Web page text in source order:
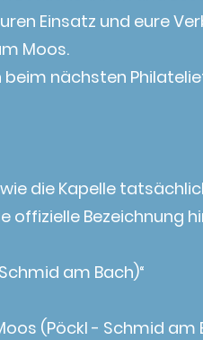
Einsatz und eure
Moos.
nächsten
die Kapelle
offizielle Bezeichnung
am Bach)“
(Pöckl - Schmid am